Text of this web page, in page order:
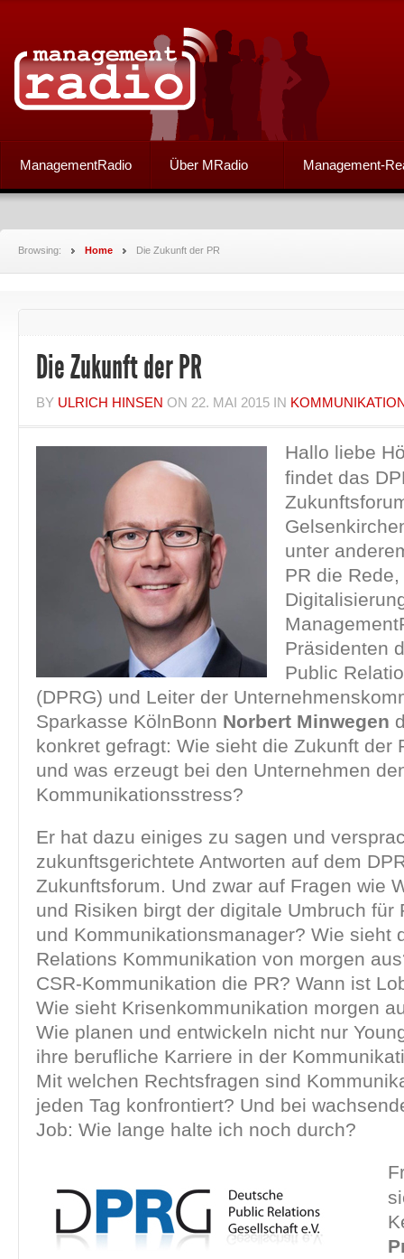
ManagementRadio Über MRadio Management-
Browsing: Home Die Zukunft der PR
Die Zukunft der PR
BY ULRICH HINSEN ON 22. MAI 2015 IN
Hallo liebe
findet das
unter
PR die
Präsidenten
Public
(DPRG) und Leiter der
Sparkasse KölnBonn Norbert Minwegen
konkret gefragt: Wie sieht die Zukunft der
und was erzeugt bei den Unternehmen
Kommunikationsstress?
Er hat dazu einiges zu sagen und
zukunftsgerichtete Antworten auf dem
Zukunftsforum. Und zwar auf Fragen wie
und Risiken birgt der digitale Umbruch für
und Kommunikationsmanager? Wie sieht
Relations Kommunikation von morgen
CSR-Kommunikation die PR? Wann ist
Wie sieht Krisenkommunikation morgen
Wie planen und entwickeln nicht nur
ihre berufliche Karriere in der
Mit welchen Rechtsfragen sind
jeden Tag konfrontiert? Und bei
Job: Wie lange halte ich noch durch?